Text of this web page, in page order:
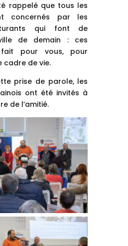
rappelé que tous les
concernés par les
qui font de
de demain : ces
pour vous, pour
cadre de vie.
prise de parole, les
ont été invités à
de l’amitié.